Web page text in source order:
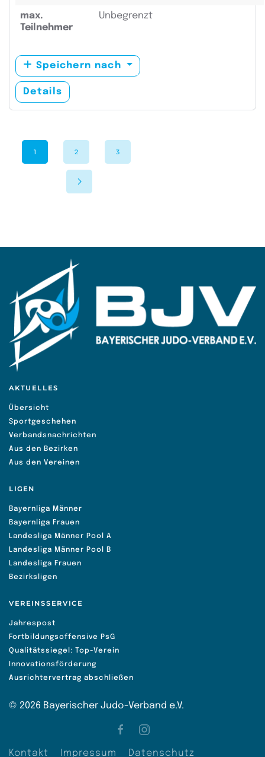
max.
Teilnehmer
Unbegrenzt
Speichern nach
Details
1 2 3
AKTUELLES
Übersicht
Sportgeschehen
Verbandsnachrichten
Aus den Bezirken
Aus den Vereinen
LIGEN
Bayernliga Männer
Bayernliga Frauen
Landesliga Männer Pool A
Landesliga Männer Pool B
Landesliga Frauen
Bezirksligen
VEREINSSERVICE
Jahrespost
Fortbildungsoffensive PsG
Qualitätssiegel: Top-Verein
Innovationsförderung
Ausrichtervertrag abschließen
© 2026 Bayerischer Judo-Verband e.V.
Kontakt Impressum Datenschutz